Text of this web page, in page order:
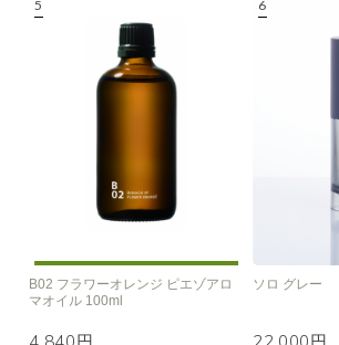
B02 フラワーオレンジ ピエゾアロ
マオイル 100ml
ソロ グレー